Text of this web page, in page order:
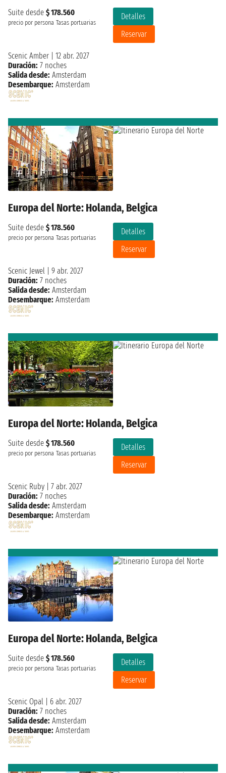
Suite desde $ 178.560
precio por persona Tasas portuarias
Detalles
Reservar
Scenic Amber
12 abr. 2027
Duración: 7 noches
Salida desde: Amsterdam
Desembarque: Amsterdam
Europa del Norte: Holanda, Belgica
Suite desde $ 178.560
precio por persona Tasas portuarias
Detalles
Reservar
Scenic Jewel
9 abr. 2027
Duración: 7 noches
Salida desde: Amsterdam
Desembarque: Amsterdam
Europa del Norte: Holanda, Belgica
Suite desde $ 178.560
precio por persona Tasas portuarias
Detalles
Reservar
Scenic Ruby
7 abr. 2027
Duración: 7 noches
Salida desde: Amsterdam
Desembarque: Amsterdam
Europa del Norte: Holanda, Belgica
Suite desde $ 178.560
precio por persona Tasas portuarias
Detalles
Reservar
Scenic Opal
6 abr. 2027
Duración: 7 noches
Salida desde: Amsterdam
Desembarque: Amsterdam